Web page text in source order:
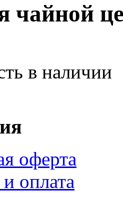
чайной
в наличии
оферта
оплата